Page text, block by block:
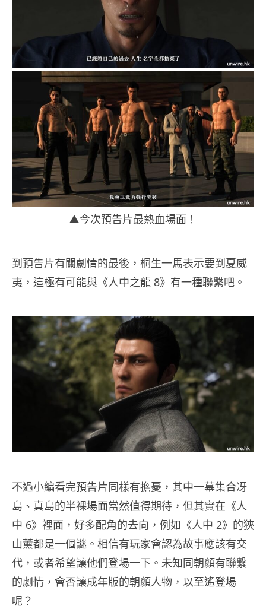
▲今次預告片最熱血場面！
到預告片有關劇情的最後，桐生一馬表示要到夏威
夷，這極有可能與《人中之龍 8》有一種聯繫吧。
不過小編看完預告片同樣有擔憂，其中一幕集合冴
島、真島的半裸場面當然值得期待，但其實在《人
中 6》 裡面，好多配角的去向，例如《人中 2》 的狹
山薰都是一個謎。相信有玩家會認為故事應該有交
代，或者希望讓他們登場一下。未知同朝顏有聯繫
的劇情，會否讓成年版的朝顏人物，以至遙登場
呢？